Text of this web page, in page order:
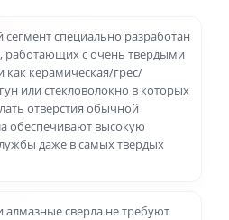
специально разработан
работающих с очень твердыми
керамическая/грес/
или стекловолокно в которых
отверстия обычной
обеспечивают высокую
даже в самых твердых
алмазные сверла не требуют